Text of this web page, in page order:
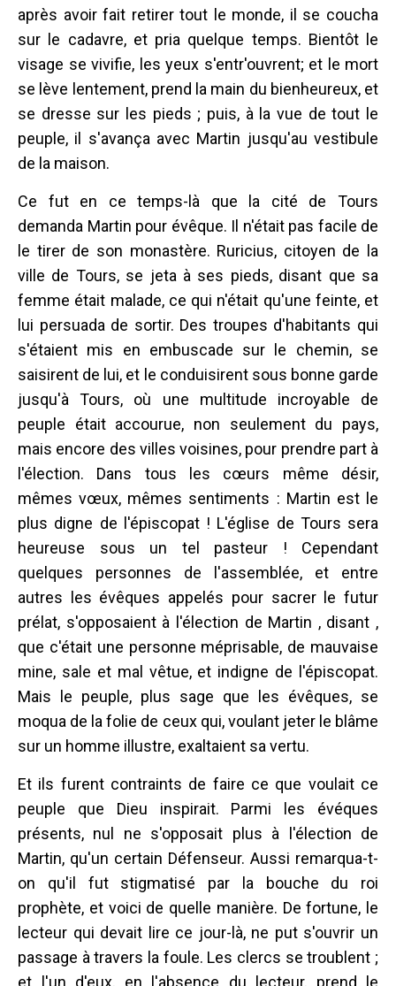
après avoir fait retirer tout le monde, il se coucha
sur le cadavre, et pria quelque temps. Bientôt le
visage se vivifie, les yeux s'entr'ouvrent; et le mort
se lève lentement, prend la main du bienheureux, et
se dresse sur les pieds ; puis, à la vue de tout le
peuple, il s'avança avec Martin jusqu'au vestibule
de la maison.
Ce fut en ce temps-là que la cité de Tours
demanda Martin pour évêque. Il n'était pas facile de
le tirer de son monastère. Ruricius, citoyen de la
ville de Tours, se jeta à ses pieds, disant que sa
femme était malade, ce qui n'était qu'une feinte, et
lui persuada de sortir. Des troupes d'habitants qui
s'étaient mis en embuscade sur le chemin, se
saisirent de lui, et le conduisirent sous bonne garde
jusqu'à Tours, où une multitude incroyable de
peuple était accourue, non seulement du pays,
mais encore des villes voisines, pour prendre part à
l'élection. Dans tous les cœurs même désir,
mêmes vœux, mêmes sentiments : Martin est le
plus digne de l'épiscopat ! L'église de Tours sera
heureuse sous un tel pasteur ! Cependant
quelques personnes de l'assemblée, et entre
autres les évêques appelés pour sacrer le futur
prélat, s'opposaient à l'élection de Martin , disant ,
que c'était une personne méprisable, de mauvaise
mine, sale et mal vêtue, et indigne de l'épiscopat.
Mais le peuple, plus sage que les évêques, se
moqua de la folie de ceux qui, voulant jeter le blâme
sur un homme illustre, exaltaient sa vertu.
Et ils furent contraints de faire ce que voulait ce
peuple que Dieu inspirait. Parmi les évéques
présents, nul ne s'opposait plus à l'élection de
Martin, qu'un certain Défenseur. Aussi remarqua-t-
on qu'il fut stigmatisé par la bouche du roi
prophète, et voici de quelle manière. De fortune, le
lecteur qui devait lire ce jour-là, ne put s'ouvrir un
passage à travers la foule. Les clercs se troublent ;
et l'un d'eux, en l'absence du lecteur, prend le